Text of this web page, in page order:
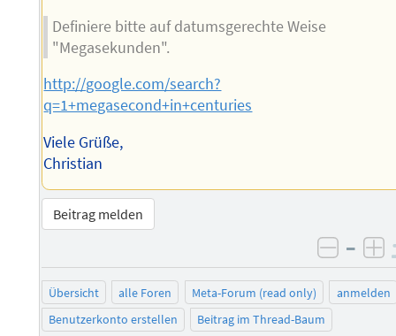
Definiere bitte auf datumsgerechte Weise
"Megasekunden".
http://google.com/search?
q=1+megasecond+in+centuries
Viele Grüße,
Christian
Beitrag melden
–
Übersicht alle Foren Meta-Forum (read only)
anmelden
Benutzerkonto erstellen
Beitrag im Thread-Baum